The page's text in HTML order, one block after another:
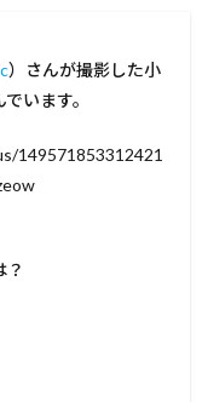
）さんが撮影した小
います。
149571853312421
？